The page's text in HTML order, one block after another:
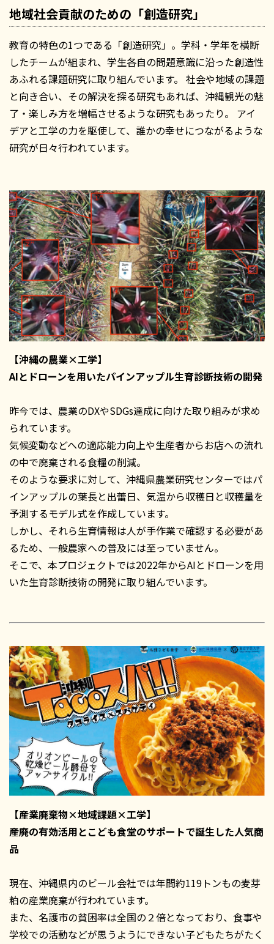
地域社会貢献のための「創造研究」
教育の特色の1つである「創造研究」。学科・学年を横断
したチームが組まれ、学生各自の問題意識に沿った創造性
あふれる課題研究に取り組んでいます。 社会や地域の課題
と向き合い、その解決を探る研究もあれば、沖縄観光の魅
了・楽しみ方を増幅させるような研究もあったり。 アイ
デアと工学の力を駆使して、誰かの幸せにつながるような
研究が日々行われています。
【沖縄の農業×工学】
AIとドローンを用いたパインアップル生育診断技術の開発
昨今では、農業のDXやSDGs達成に向けた取り組みが求め
られています。
気候変動などへの適応能力向上や生産者からお店への流れ
の中で廃棄される食糧の削減。
そのような要求に対して、沖縄県農業研究センターではパ
インアップルの葉長と出蕾日、気温から収穫日と収穫量を
予測するモデル式を作成しています。
しかし、それら生育情報は人が手作業で確認する必要があ
るため、一般農家への普及には至っていません。
そこで、本プロジェクトでは2022年からAIとドローンを用
いた生育診断技術の開発に取り組んでいます。
【産業廃棄物×地域課題×工学】
産廃の有効活用とこども食堂のサポートで誕生した人気商
品
現在、沖縄県内のビール会社では年間約119トンもの麦芽
粕の産業廃棄が行われています。
また、名護市の貧困率は全国の２倍となっており、食事や
学校での活動などが思うようにできない子どもたちがたく